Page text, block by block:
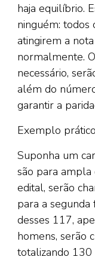
haja equilíbrio.
ninguém: todos
atingirem a
normalmente.
necessário,
além do
garantir a
Exemplo
Suponha um
são para ampla
edital, serão
para a segunda
desses 117,
homens, serão
totalizando 130